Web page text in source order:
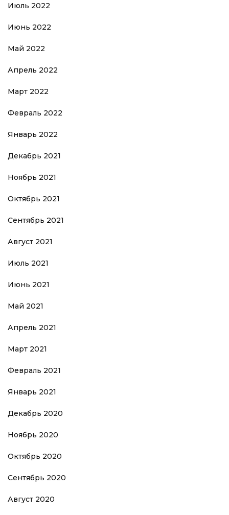
Июль 2022
Июнь 2022
Май 2022
Апрель 2022
Март 2022
Февраль 2022
Январь 2022
Декабрь 2021
Ноябрь 2021
Октябрь 2021
Сентябрь 2021
Август 2021
Июль 2021
Июнь 2021
Май 2021
Апрель 2021
Март 2021
Февраль 2021
Январь 2021
Декабрь 2020
Ноябрь 2020
Октябрь 2020
Сентябрь 2020
Август 2020